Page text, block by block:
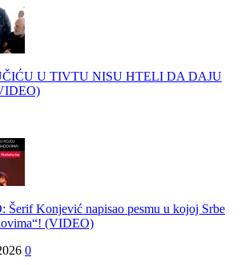
U TIVTU NISU HTELI DA DAJU
Šerif Konjević napisao pesmu u kojoj Srbe
(VIDEO)
0